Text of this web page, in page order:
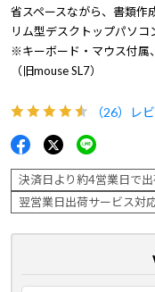
省スペースながら、書類作
リム型デスクトップパソコ
※キーボード・マウス付属
（旧mouse SL7）
（26） レ
決済日より約4営業日で
翌営業日出荷サービス対